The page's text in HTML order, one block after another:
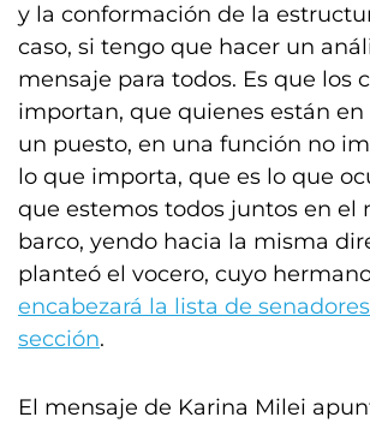
y la conformación de la
caso, si tengo que hacer un
mensaje para todos. Es que los
importan, que quienes están en
un puesto, en una función no
lo que importa, que es lo que
que estemos todos juntos en el
barco, yendo hacia la misma
planteó el vocero, cuyo
encabezará la lista de
sección.
El mensaje de Karina Milei